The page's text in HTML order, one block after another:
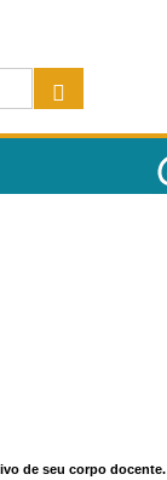
de seu corpo docente.